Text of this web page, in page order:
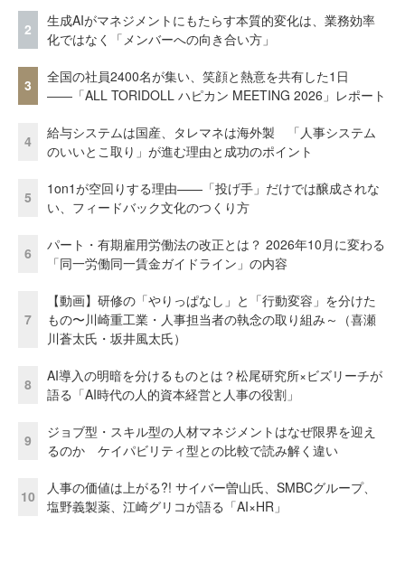
2
生成AIがマネジメントにもたらす本質的変化は、業務効率
化ではなく「メンバーへの向き合い方」
3
全国の社員2400名が集い、笑顔と熱意を共有した1日
――「ALL TORIDOLL ハピカン MEETING 2026」レポート
4
給与システムは国産、タレマネは海外製 「人事システム
のいいとこ取り」が進む理由と成功のポイント
5
1on1が空回りする理由——「投げ手」だけでは醸成されな
い、フィードバック文化のつくり方
6
パート・有期雇用労働法の改正とは？ 2026年10月に変わる
「同一労働同一賃金ガイドライン」の内容
7
【動画】研修の「やりっぱなし」と「行動変容」を分けた
もの〜川崎重工業・人事担当者の執念の取り組み～（喜瀬
川蒼太氏・坂井風太氏）
8
AI導入の明暗を分けるものとは？松尾研究所×ビズリーチが
語る「AI時代の人的資本経営と人事の役割」
9
ジョブ型・スキル型の人材マネジメントはなぜ限界を迎え
るのか ケイパビリティ型との比較で読み解く違い
10
人事の価値は上がる?! サイバー曽山氏、SMBCグループ、
塩野義製薬、江崎グリコが語る「AI×HR」